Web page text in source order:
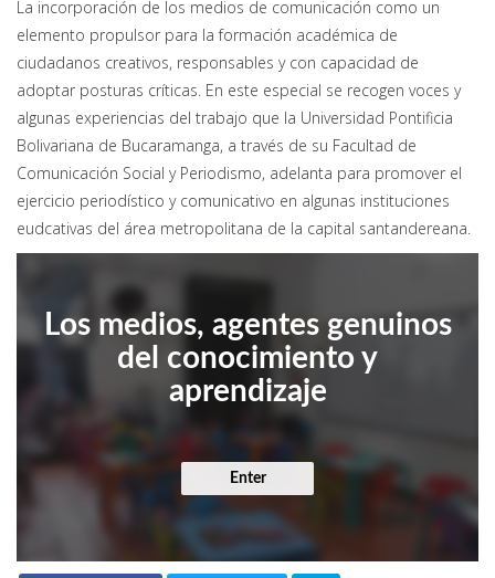
La incorporación de los medios de comunicación como un
elemento propulsor para la formación académica de
ciudadanos creativos, responsables y con capacidad de
adoptar posturas críticas. En este especial se recogen voces y
algunas experiencias del trabajo que la Universidad Pontificia
Bolivariana de Bucaramanga, a través de su Facultad de
Comunicación Social y Periodismo, adelanta para promover el
ejercicio periodístico y comunicativo en algunas instituciones
eudcativas del área metropolitana de la capital santandereana.
Los medios, agentes genuinos
del conocimiento y
aprendizaje
Enter